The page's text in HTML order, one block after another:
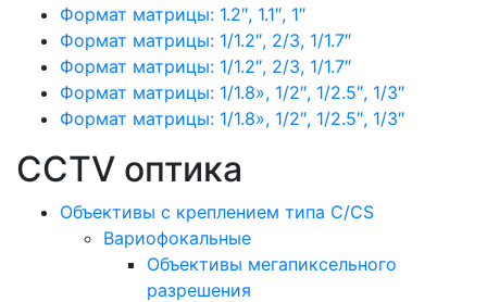
Формат матрицы: 1.2″, 1.1″, 1″
Формат матрицы: 1/1.2″, 2/3, 1/1.7″
Формат матрицы: 1/1.2″, 2/3, 1/1.7″
Формат матрицы: 1/1.8», 1/2″, 1/2.5″, 1/3″
Формат матрицы: 1/1.8», 1/2″, 1/2.5″, 1/3″
CCTV оптика
Объективы с креплением типа C/CS
Вариофокальные
Объективы мегапиксельного
разрешения